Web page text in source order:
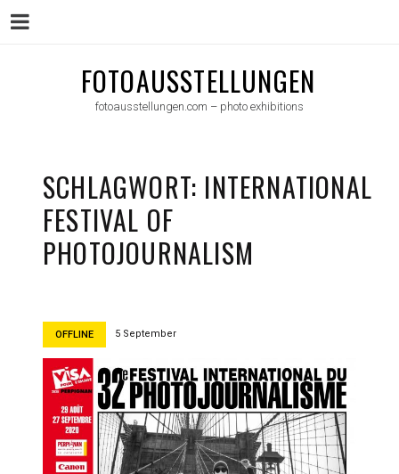
FOTOAUSSTELLUNGEN
fotoausstellungen.com – photo exhibitions
SCHLAGWORT: INTERNATIONAL
FESTIVAL OF
PHOTOJOURNALISM
OFFLINE 5 September
Menu